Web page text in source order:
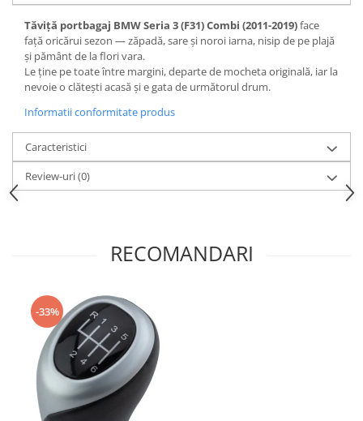
Amortizoare Capota
Oglinzi
Pompa Spalator Parbriz
Accesorii Camioane
Marcaje si Echipamente de
Siguranta
Accesorii Cabina Camion
Echipamente ADR si Utilitare
Aditivi Auto
Aditivi Combustibil
Aditivi Ulei Motor
Aditivi DPF, Sistem Racire si
Servodirectie
Antigel
Tăviță portbagaj BMW Seria 3 (F31) Combi (2011-2019)face
față oricărui sezon — zăpadă, sare și noroi iarna, nisip de pe plajă
și pământ de la flori vara.
Le ține pe toate între margini, departe de mocheta originală, iar la
nevoie o clătești acasă și e gata de următorul drum.
Informatii conformitate produs
Caracteristici
Review-uri(0)
RECOMANDARI
-33%